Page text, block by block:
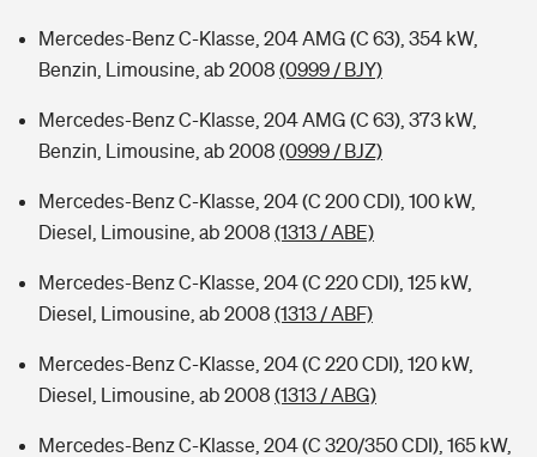
Mercedes-Benz C-Klasse, 204 AMG (C 63), 354 kW,
Benzin, Limousine, ab 2008 (0999 / BJY)
Mercedes-Benz C-Klasse, 204 AMG (C 63), 373 kW,
Benzin, Limousine, ab 2008 (0999 / BJZ)
Mercedes-Benz C-Klasse, 204 (C 200 CDI), 100 kW,
Diesel, Limousine, ab 2008 (1313 / ABE)
Mercedes-Benz C-Klasse, 204 (C 220 CDI), 125 kW,
Diesel, Limousine, ab 2008 (1313 / ABF)
Mercedes-Benz C-Klasse, 204 (C 220 CDI), 120 kW,
Diesel, Limousine, ab 2008 (1313 / ABG)
Mercedes-Benz C-Klasse, 204 (C 320/350 CDI), 165 kW,